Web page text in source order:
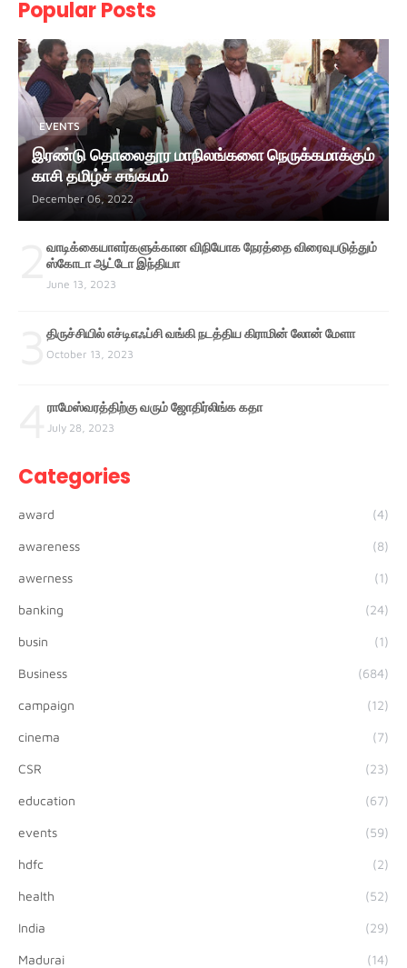
Popular Posts
EVENTS
இரண்டு தொலைதூர மாநிலங்களை நெருக்கமாக்கும்
காசி தமிழ்ச் சங்கமம்
December 06, 2022
வாடிக்கையாளர்களுக்கான விநியோக நேரத்தை விரைவுபடுத்தும்
ஸ்கோடா ஆட்டோ இந்தியா
June 13, 2023
திருச்சியில் எச்டிஎஃப்சி வங்கி நடத்திய கிராமின் லோன் மேளா
October 13, 2023
ராமேஸ்வரத்திற்கு வரும் ஜோதிர்லிங்க கதா
July 28, 2023
Categories
award (4)
awareness (8)
awerness (1)
banking (24)
busin (1)
Business (684)
campaign (12)
cinema (7)
CSR (23)
education (67)
events (59)
hdfc (2)
health (52)
India (29)
Madurai (14)